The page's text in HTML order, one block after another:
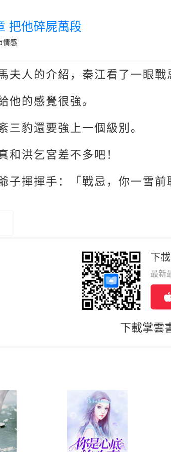
把他碎屍萬段
情感
夫人的介紹，秦江看了一眼戰
他的感覺很強。
三豹還要強上一個級別。
和洪乞宮差不多吧！
子揮揮手：「戰忌，你一雪前
下
最新
下載掌雲